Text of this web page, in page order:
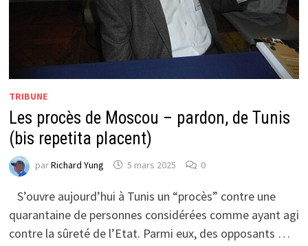
TRIBUNE
Les procès de Moscou – pardon, de Tunis
(bis repetita placent)
parRichard Yung 5 mars 2025 0
S’ouvre aujourd’hui à Tunis un “procès” contre une
quarantaine de personnes considérées comme ayant agi
contre la sûreté de l’Etat. Parmi eux, des opposants …